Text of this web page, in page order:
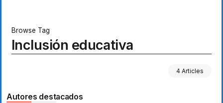
Browse Tag
Inclusión educativa
4 Articles
Autores destacados